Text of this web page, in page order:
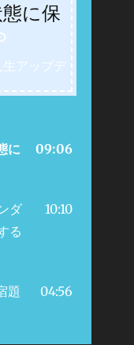
に保
生アップデ
に
09:06
ダ
る
10:10
題
04:56